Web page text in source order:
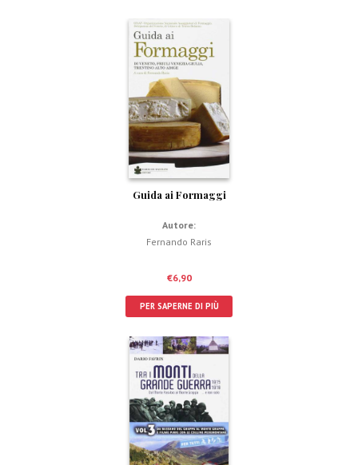
Guida ai Formaggi
Autore:
Fernando Raris
€6,90
PER SAPERNE DI PIÙ